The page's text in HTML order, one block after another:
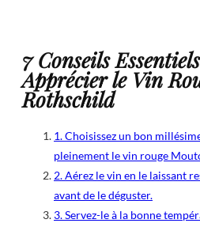
7 Conseils
Apprécier le Vin
Rothschild
1. Choisissez un bon
pleinement le vin rouge
2. Aérez le vin en le laissant
avant de le déguster.
3. Servez-le à la bonne